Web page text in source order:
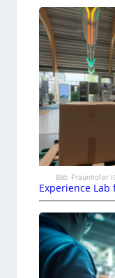
Bild: Fraunhofer
Experience